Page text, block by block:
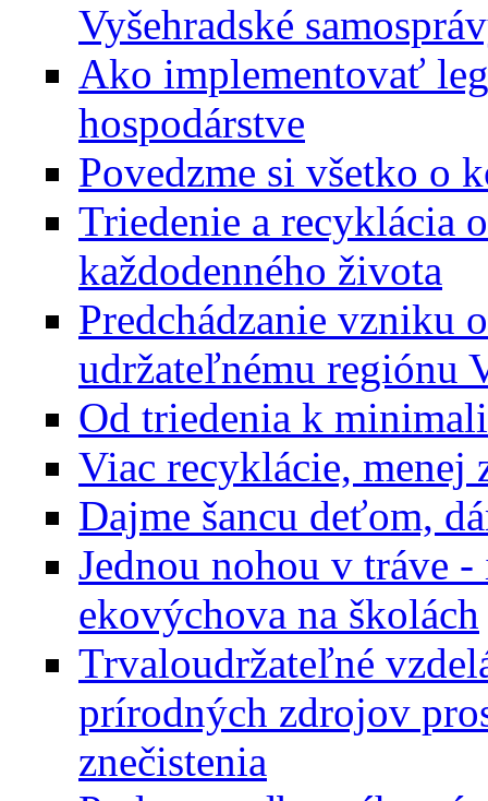
Vyšehradské
Ako implementovať
hospodárstve
Povedzme si všetko o
Triedenie a recyklácia
každodenného života
Predchádzanie vzniku
udržateľnému regiónu
Od triedenia k
Viac recyklácie, menej
Dajme šancu deťom,
Jednou nohou v tráve
ekovýchova na školách
Trvaloudržateľné
prírodných zdrojov
znečistenia